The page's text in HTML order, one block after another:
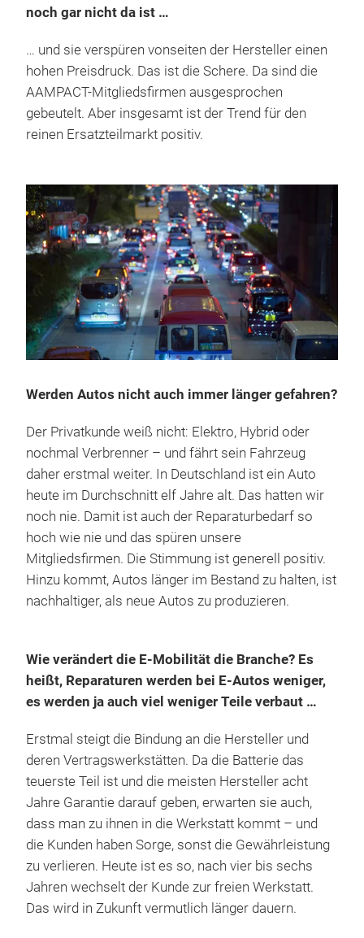
noch gar nicht da ist …
… und sie verspüren vonseiten der Hersteller einen
hohen Preisdruck. Das ist die Schere. Da sind die
AAMPACT-Mitgliedsfirmen ausgesprochen
gebeutelt. Aber insgesamt ist der Trend für den
reinen Ersatzteilmarkt positiv.
Werden Autos nicht auch immer länger gefahren?
Der Privatkunde weiß nicht: Elektro, Hybrid oder
nochmal Verbrenner – und fährt sein Fahrzeug
daher erstmal weiter. In Deutschland ist ein Auto
heute im Durchschnitt elf Jahre alt. Das hatten wir
noch nie. Damit ist auch der Reparaturbedarf so
hoch wie nie und das spüren unsere
Mitgliedsfirmen. Die Stimmung ist generell positiv.
Hinzu kommt, Autos länger im Bestand zu halten, ist
nachhaltiger, als neue Autos zu produzieren.
Wie verändert die E-Mobilität die Branche? Es
heißt, Reparaturen werden bei E-Autos weniger,
es werden ja auch viel weniger Teile verbaut …
Erstmal steigt die Bindung an die Hersteller und
deren Vertragswerkstätten. Da die Batterie das
teuerste Teil ist und die meisten Hersteller acht
Jahre Garantie darauf geben, erwarten sie auch,
dass man zu ihnen in die Werkstatt kommt – und
die Kunden haben Sorge, sonst die Gewährleistung
zu verlieren. Heute ist es so, nach vier bis sechs
Jahren wechselt der Kunde zur freien Werkstatt.
Das wird in Zukunft vermutlich länger dauern.